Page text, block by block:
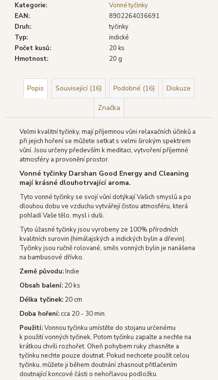
Kategorie:
Vonné tyčinky
EAN:
8902264036691
Druh:
tyčinky
Typ:
indické
Počet kusů:
20 ks
Hmotnost: 20 g
Popis Související (16) Podobné (16) Diskuze
Značka
Velmi kvalitní tyčinky, mají příjemnou vůni relaxačních účinků a
při jejich hoření se můžete setkat s velmi širokým spektrem
vůní. Jsou určeny především k meditaci, vytvoření příjemné
atmosféry a provonění prostor.
Vonné tyčinky Darshan Good Energy and Cleaning
mají krásné dlouhotrvající aroma.
Tyto vonné tyčinky se svojí vůní dotýkají Vašich smyslů a po
dlouhou dobu ve vzduchu vytvářejí čistou atmosféru, která
pohladí Vaše tělo, mysl i duši.
Tyto úžasné tyčinky jsou vyrobeny ze 100% přírodních
kvalitních surovin (himálajských a indických bylin a dřevin).
Tyčinky jsou ručně rolované, směs vonných bylin je nanášena
na bambusové dřívko.
Země původu:Indie
Obsah balení: 20 ks
Délka tyčinek: 20 cm
Doba hoření:cca 20 - 30 min.
Použití:Vonnou tyčinku umístěte do stojanu určenému
k použití vonných tyčinek. Potom tyčinku zapalte a nechte na
krátkou chvíli rozhořet. Oheň pohybem ruky zhasněte a
tyčinku nechte pouze doutnat. Pokud nechcete použít celou
tyčinku, můžete ji během doutnání zhasnout přitlačením
doutnající koncové části o nehořlavou podložku.
SHRINIVAS
SATYA
VONNÉ
TYČINKY
WHITE
(BÍLÁ
ŠALVĚJ),
29
Původně: